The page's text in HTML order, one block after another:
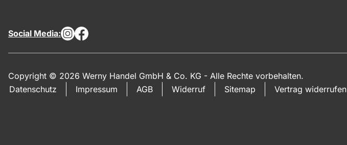
Social Media:
Copyright © 2026 Werny Handel GmbH & Co. KG - Alle Rechte vorbehalten.
Datenschutz
Impressum AGB Widerruf Sitemap Vertrag widerrufen